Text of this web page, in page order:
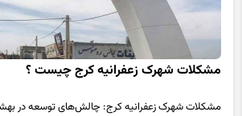
مشکلات شهرک زعفرانیه کرج چیست ؟
مشکلات شهرک زعفرانیه کرج: چالش‌های توسعه در